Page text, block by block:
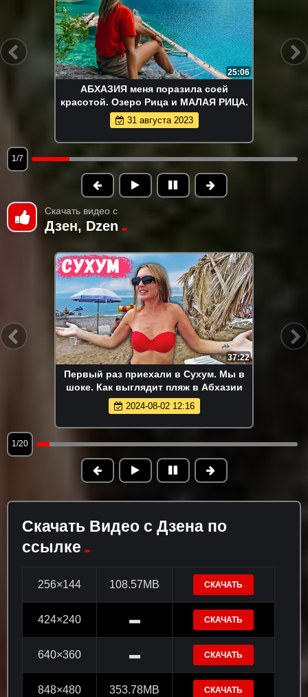
25:06
АБХАЗИЯ меня поразила соей
красотой. Озеро Рица и МАЛАЯ РИЦА.
31 августа 2023
1/7
Скачать видео с
Дзен, Dzen
37:22
Первый раз приехали в Сухум. Мы в
шоке. Как выглядит пляж в Абхазии
2024-08-02 12:16
1/20
Скачать Видео с Дзена по
ссылке
256×144 108.57MB СКАЧАТЬ
424×240 ▬ СКАЧАТЬ
640×360 ▬ СКАЧАТЬ
848×480 353.78MB СКАЧАТЬ